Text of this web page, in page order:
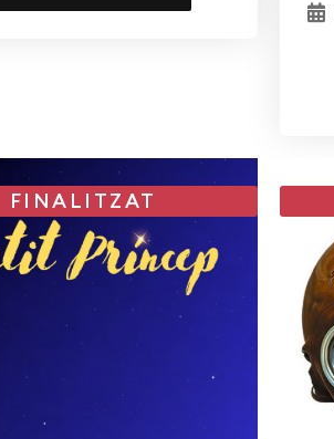
FINALITZAT